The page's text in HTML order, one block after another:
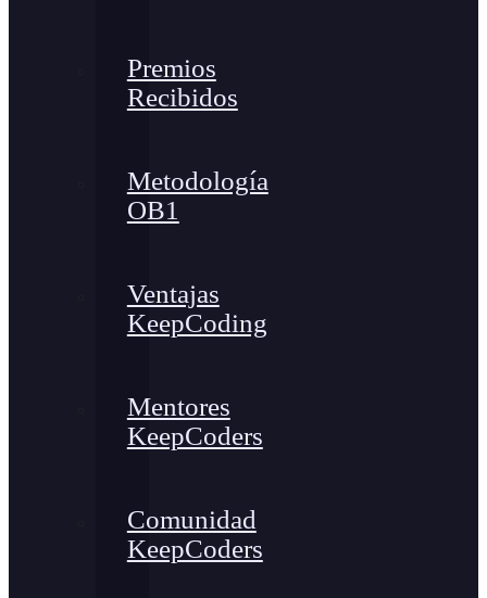
Premios
Recibidos
Metodología
OB1
Ventajas
KeepCoding
Mentores
KeepCoders
Comunidad
KeepCoders